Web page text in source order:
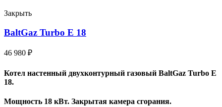
Закрыть
BaltGaz Turbo E 18
46 980 ₽
Котел настенный двухконтурный газовый BaltGaz Turbo E
18.
Мощность 18 кВт. Закрытая камера сгорания.